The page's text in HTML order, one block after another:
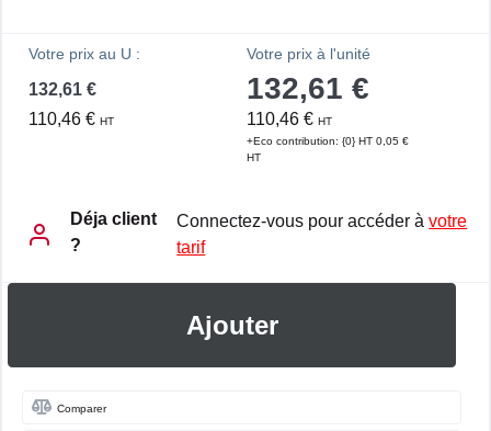
Votre prix au U :
132,61 €
110,46 € HT
Votre prix à l'unité
132,61 €
110,46 € HT
+Eco contribution: {0} HT 0,05 €
HT
Déja client
?
Connectez-vous pour accéder àvotre
tarif
Ajouter
Comparer